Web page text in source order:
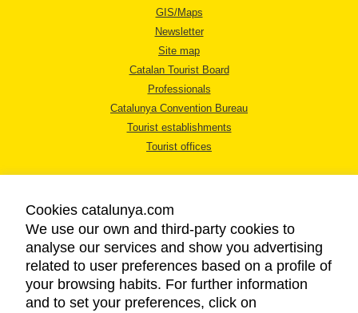
GIS/Maps
Newsletter
Site map
Catalan Tourist Board
Professionals
Catalunya Convention Bureau
Tourist establishments
Tourist offices
LEGAL NOTICE
PRIVACY POLICY
COOKIES POLICY
Cookies catalunya.com
We use our own and third-party cookies to
analyse our services and show you advertising
related to user preferences based on a profile of
your browsing habits. For further information
and to set your preferences, click on